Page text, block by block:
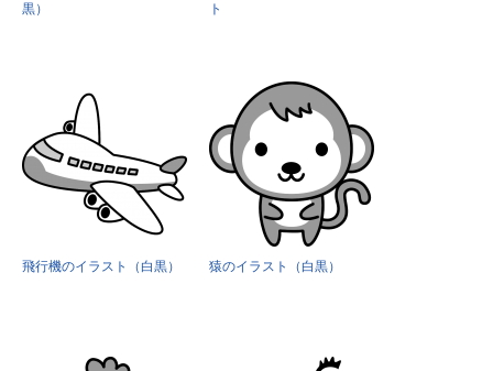
黒）
ト
飛行機のイラスト（白黒） 猿のイラスト（白黒）